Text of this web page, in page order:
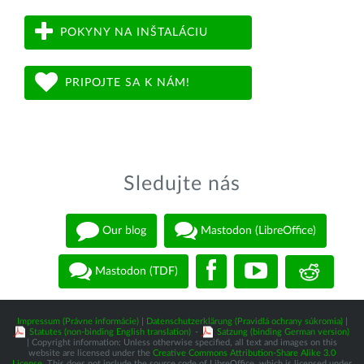
POKYNY NA INŠTALÁCIU
PRIPOJTE SA K NÁM!
Sledujte nás
Our blog Mastodon (LibreOffice)
Mastodon (TDF)
Impressum (Právne informácie)| Datenschutzerklärung (Pravidlá ochrany súkromia)|
Statutes (non-binding English translation) -
Satzung (binding German version)
| Copyright information: Unless otherwise specified, all text and images on this
website are licensed under the Creative Commons Attribution-Share Alike 3.0